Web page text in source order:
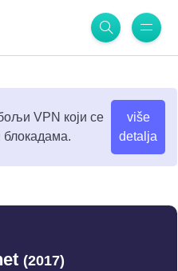
VPN који се
блокадама.
više
detalja
(2017)